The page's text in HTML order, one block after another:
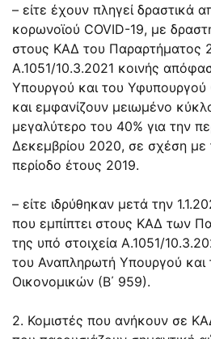
– είτε έχουν πληγεί δραστικά
κορωνοϊού COVID-19, με
στους ΚΑΔ του Παραρτήματος
Α.1051/10.3.2021 κοινής
Υπουργού και του Υφυπουργού
και εμφανίζουν μειωμένο
μεγαλύτερο του 40% για την
Δεκεμβρίου 2020, σε σχέση με
περίοδο έτους 2019.
– είτε ιδρύθηκαν μετά την
που εμπίπτει στους ΚΑΔ των
της υπό στοιχεία Α.1051/
του Αναπληρωτή Υπουργού
Οικονομικών (Β΄ 959).
2. Κομιστές που ανήκουν σε